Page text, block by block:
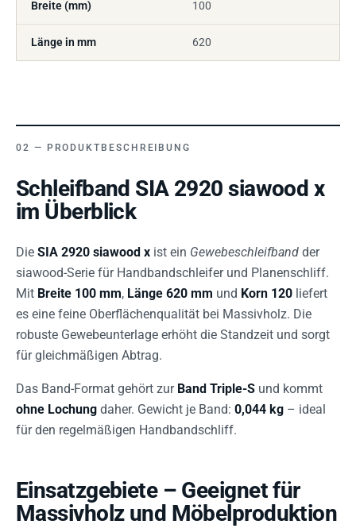
Breite (mm) 100
Länge in mm 620
PRODUKTBESCHREIBUNG
Schleifband SIA 2920 siawood x
im Überblick
Die SIA 2920 siawood x ist ein Gewebeschleifband der
siawood-Serie für Handbandschleifer und Planenschliff.
Mit Breite 100 mm, Länge 620 mm und Korn 120 liefert
es eine feine Oberflächenqualität bei Massivholz. Die
robuste Gewebeunterlage erhöht die Standzeit und sorgt
für gleichmäßigen Abtrag.
Das Band-Format gehört zur Band Triple-S und kommt
ohne Lochung daher. Gewicht je Band: 0,044 kg – ideal
für den regelmäßigen Handbandschliff.
Einsatzgebiete – Geeignet für
Massivholz und Möbelproduktion